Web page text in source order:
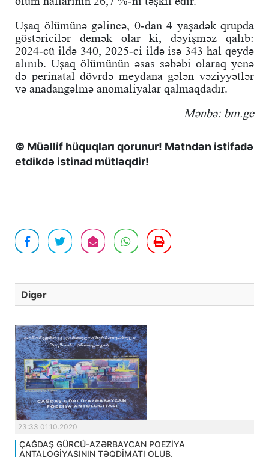
Uşaq ölümünə gəlincə, 0-dan 4 yaşadək qrupda
göstəricilər demək olar ki, dəyişməz qalıb:
2024-cü ildə 340, 2025-ci ildə isə 343 hal qeydə
alınıb. Uşaq ölümünün əsas səbəbi olaraq yenə
də perinatal dövrdə meydana gələn vəziyyətlər
və anadangəlmə anomaliyalar qalmaqdadır.
Mənbə: bm.ge
© Müəllif hüquqları qorunur! Mətndən istifadə
etdikdə istinad mütləqdir!
Digər
23:33 01.10.2020
ÇAĞDAŞ GÜRCÜ-AZƏRBAYCAN POEZİYA
ANTALOGİYASININ TƏQDİMATI OLUB.